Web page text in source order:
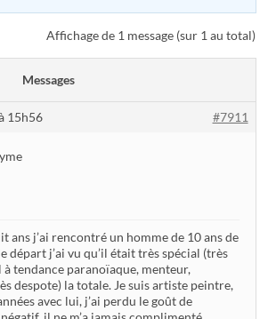
Affichage de 1 message (sur 1 au total)
Messages
15h56 #7911
ans j’ai rencontré un homme de 10 ans de
départ j’ai vu qu’il était très spécial (très
tendance paranoïaque, menteur,
despote) la totale. Je suis artiste peintre,
avec lui, j’ai perdu le goût de